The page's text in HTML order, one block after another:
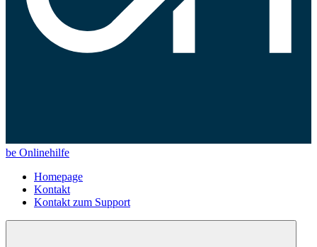
be Onlinehilfe
Homepage
Kontakt
Kontakt zum Support